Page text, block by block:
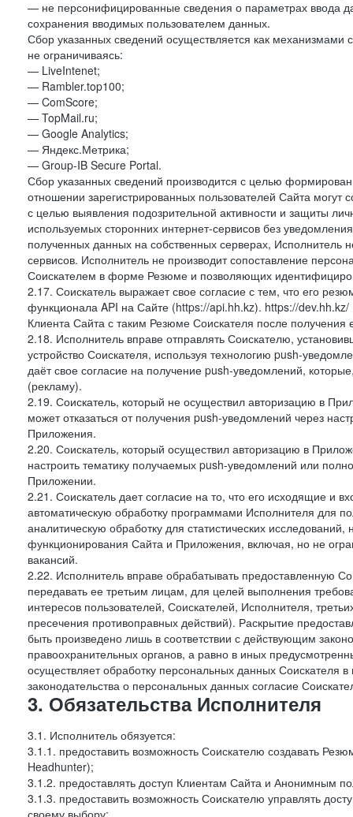
— не персонифицированные сведения о параметрах ввода
сохранения вводимых пользователем данных.
Сбор указанных сведений осуществляется как
не ограничиваясь:
— LiveIntenet;
— Rambler.top100;
— ComScore;
— TopMail.ru;
— Google Analytics;
— Яндекс.Метрика;
— Group-IB Secure Portal.
Сбор указанных сведений производится с целью
отношении зарегистрированных пользователей Сайта могут
с целью выявления подозрительной активности и защиты
используемых сторонних интернет-сервисов без
полученных данных на собственных серверах, Исполнитель
сервисов. Исполнитель не производит сопоставление
Соискателем в форме Резюме и позволяющих
2.17. Соискатель выражает свое согласие с тем, что его
функционала API на Сайте (https://api.hh.kz). https://dev.hh.kz/
Клиента Сайта с таким Резюме Соискателя после
2.18. Исполнитель вправе отправлять Соискателю,
устройство Соискателя, используя технологию push-
даёт свое согласие на получение push-уведомлений,
(рекламу).
2.19. Соискатель, который не осуществил авторизацию в
может отказаться от получения push-уведомлений через
Приложения.
2.20. Соискатель, который осуществил авторизацию в
настроить тематику получаемых push-уведомлений или
Приложении.
2.21. Соискатель дает согласие на то, что его исходящие и
автоматическую обработку программами Исполнителя для
аналитическую обработку для статистических
функционирования Сайта и Приложения, включая, но не
вакансий.
2.22. Исполнитель вправе обрабатывать предоставленную
передавать ее третьим лицам, для целей выполнения
интересов пользователей, Соискателей, Исполнителя,
пресечения противоправных действий). Раскрытие
быть произведено лишь в соответствии с действующим
правоохранительных органов, а равно в иных
осуществляет обработку персональных данных Соискателя
законодательства о персональных данных согласие
3. Обязательства Исполнителя
3.1. Исполнитель обязуется:
3.1.1. предоставить возможность Соискателю создавать
Headhunter);
3.1.2. предоставлять доступ Клиентам Сайта и Анонимным
3.1.3. предоставить возможность Соискателю управлять
своему выбору;